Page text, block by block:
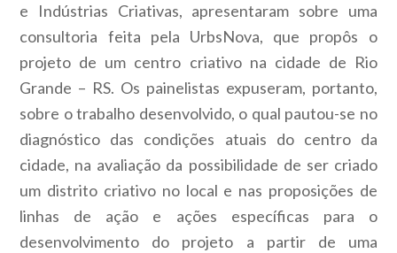
e Indústrias Criativas, apresentaram sobre uma
consultoria feita pela UrbsNova, que propôs o
projeto de um centro criativo na cidade de Rio
Grande – RS. Os painelistas expuseram, portanto,
sobre o trabalho desenvolvido, o qual pautou-se no
diagnóstico das condições atuais do centro da
cidade, na avaliação da possibilidade de ser criado
um distrito criativo no local e nas proposições de
linhas de ação e ações específicas para o
desenvolvimento do projeto a partir de uma